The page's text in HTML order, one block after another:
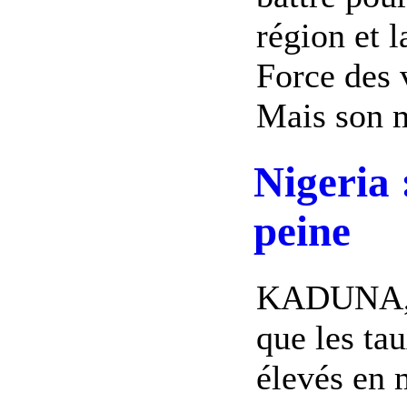
région et
Force des
Mais son
Nigeria
peine
que les
élevés en